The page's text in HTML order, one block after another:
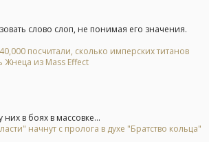
слово слоп, не понимая его значения.
посчитали, сколько имперских титанов
Жнеца из Mass Effect
них в боях в массовке...
начнут с пролога в духе "Братство кольца"